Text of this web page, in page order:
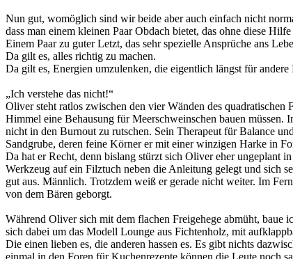
Nun gut, womöglich sind wir beide aber auch einfach nicht
dass man einem kleinen Paar Obdach bietet, das ohne diese
Einem Paar zu guter Letzt, das sehr spezielle Ansprüche ans
Da gilt es, alles richtig zu machen.
Da gilt es, Energien umzulenken, die eigentlich längst für andere
„Ich verstehe das nicht!“
Oliver steht ratlos zwischen den vier Wänden des
Himmel eine Behausung für Meerschweinschen bauen
nicht in den Burnout zu rutschen. Sein Therapeut für Balance
Sandgrube, deren feine Körner er mit einer winzigen Harke in
Da hat er Recht, denn bislang stürzt sich Oliver eher ungeplant
Werkzeug auf ein Filztuch neben die Anleitung gelegt und sich
gut aus. Männlich. Trotzdem weiß er gerade nicht weiter. Im
von dem Bären geborgt.
Während Oliver sich mit dem flachen Freigehege abmüht, baue
sich dabei um das Modell Lounge aus Fichtenholz, mit
Die einen lieben es, die anderen hassen es. Es gibt nichts
einmal in den Foren für Kuchenrezepte können die Leute noch